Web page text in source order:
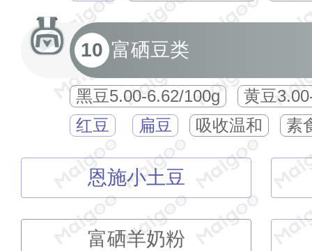
10 富硒豆类
黑豆5.00-6.62/100g
黄豆
红豆
扁豆 吸收温和 素
恩施小土豆
富硒羊奶粉